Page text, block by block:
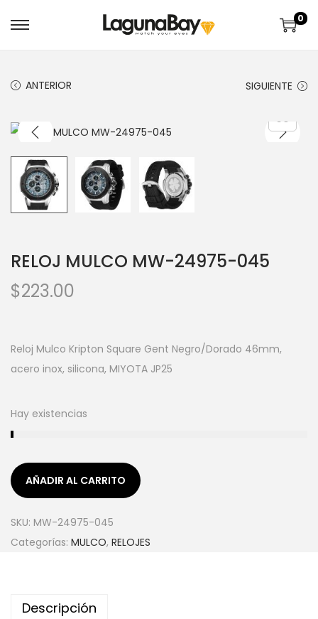
0
ANTERIOR SIGUIENTE
RELOJ MULCO MW-24975-045
$223.00
Reloj Mulco Kripton Square Gent Negro/Dorado 46mm,
acero inox, silicona, MIYOTA JP25
Hay existencias
AÑADIR AL CARRITO
SKU: MW-24975-045
Categorías: MULCO, RELOJES
Descripción